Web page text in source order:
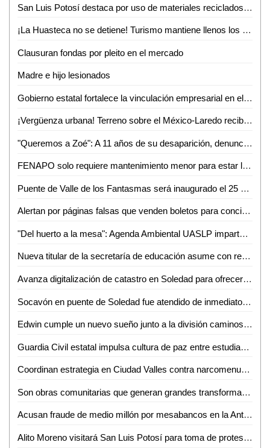
San Luis Potosí destaca por uso de materiales reciclados en procesos productivos: INEGI
¡La Huasteca no se detiene! Turismo mantiene llenos los parajes y alista otro verano inolvidable
Clausuran fondas por pleito en el mercado
Madre e hijo lesionados
Gobierno estatal fortalece la vinculación empresarial en el bajío
¡Vergüenza urbana! Terreno sobre el México-Laredo recibe basura a plena vista de todos
"Queremos a Zoé": A 11 años de su desaparición, denuncian omisiones y olvido en el caso
FENAPO solo requiere mantenimiento menor para estar lista en agosto: Seduvop
Puente de Valle de los Fantasmas será inaugurado el 25 de julio previo a la FENAPO 2026
Alertan por páginas falsas que venden boletos para conciertos de la FENAPO
"Del huerto a la mesa": Agenda Ambiental UASLP imparte talleres de sustentabilidad y alimentación consciente
Nueva titular de la secretaría de educación asume con responsabilidad y compromiso
Avanza digitalización de catastro en Soledad para ofrecer trámites más rápidos a la ciudadanía
Socavón en puente de Soledad fue atendido de inmediato y no representa riesgo: SEDUVOP
Edwin cumple un nuevo sueño junto a la división caminos de la Guardia Civil estatal
Guardia Civil estatal impulsa cultura de paz entre estudiantes de la huasteca
Coordinan estrategia en Ciudad Valles contra narcomenudeo y extorsión
Son obras comunitarias que generan grandes transformaciones: presidenta Claudia Sheinbaum
Acusan fraude de medio millón por mesabancos en la Antero G. González de Valles
Alito Moreno visitará San Luis Potosí para toma de protesta de estructuras del PRI